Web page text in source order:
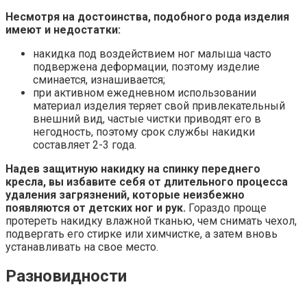
Несмотря на достоинства, подобного рода изделия
имеют и недостатки:
накидка под воздействием ног малыша часто
подвержена деформации, поэтому изделие
сминается, изнашивается;
при активном ежедневном использовании
материал изделия теряет свой привлекательный
внешний вид, частые чистки приводят его в
негодность, поэтому срок службы накидки
составляет 2-3 года.
Надев защитную накидку на спинку переднего
кресла, вы избавите себя от длительного процесса
удаления загрязнений, которые неизбежно
появляются от детских ног и рук. Гораздо проще
протереть накидку влажной тканью, чем снимать чехол,
подвергать его стирке или химчистке, а затем вновь
устанавливать на свое место.
Разновидности